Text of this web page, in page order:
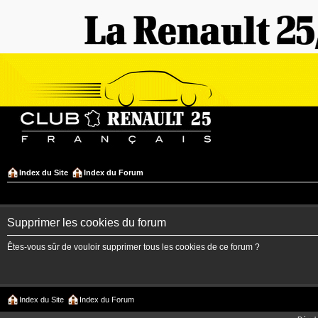
Index du Site Index du Forum
Supprimer les cookies du forum
Êtes-vous sûr de vouloir supprimer tous les cookies de ce forum ?
Index du Site Index du Forum